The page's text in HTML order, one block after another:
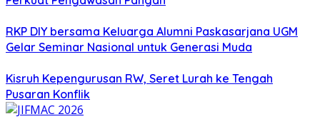
RKP DIY bersama Keluarga Alumni Paskasarjana UGM
Gelar Seminar Nasional untuk Generasi Muda
Kisruh Kepengurusan RW, Seret Lurah ke Tengah
Pusaran Konflik